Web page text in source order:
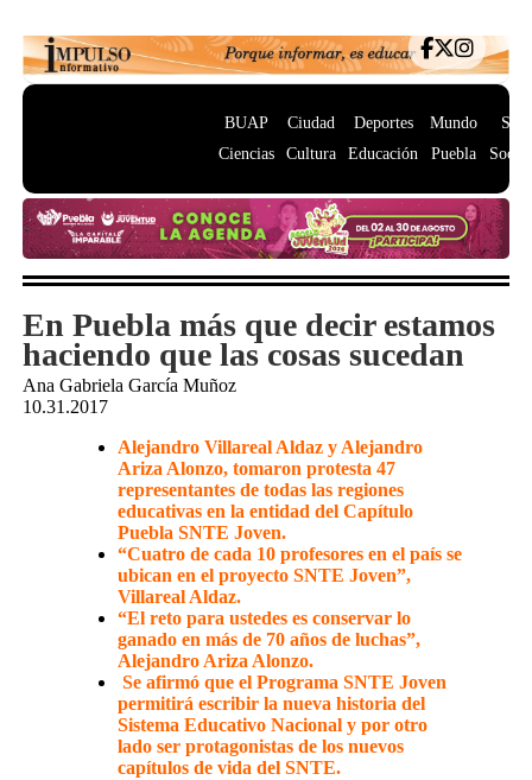
BUAP
Ciencias
Ciudad
Cultura
Deportes
Educación
Mundo
Puebla
En Puebla más que decir estamos
haciendo que las cosas sucedan
Ana Gabriela García Muñoz
10.31.2017
Alejandro Villareal Aldaz y Alejandro
Ariza Alonzo, tomaron protesta 47
representantes de todas las regiones
educativas en la entidad del Capítulo
Puebla SNTE Joven.
“Cuatro de cada 10 profesores en el país se
ubican en el proyecto SNTE Joven”,
Villareal Aldaz.
“El reto para ustedes es conservar lo
ganado en más de 70 años de luchas”,
Alejandro Ariza Alonzo.
Se afirmó que el Programa SNTE Joven
permitirá escribir la nueva historia del
Sistema Educativo Nacional y por otro
lado ser protagonistas de los nuevos
capítulos de vida del SNTE.